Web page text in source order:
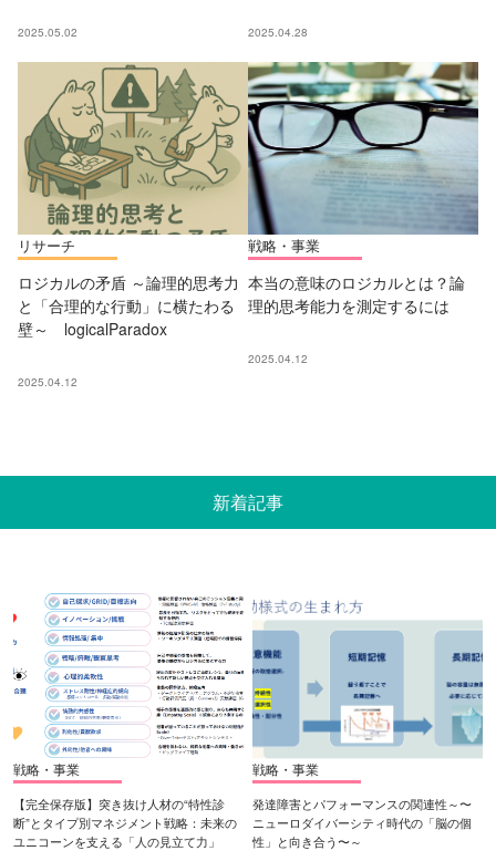
2025.05.02 2025.04.28
リサーチ
ロジカルの矛盾 ～論理的思考力
と「合理的な行動」に横たわる
壁～ logicalParadox
2025.04.12
戦略・事業
本当の意味のロジカルとは？論
理的思考能力を測定するには
2025.04.12
新着記事
戦略・事業
【完全保存版】突き抜け人材の“特性診
断”とタイプ別マネジメント戦略：未来の
ユニコーンを支える「人の見立て力」
戦略・事業
発達障害とパフォーマンスの関連性～〜
ニューロダイバーシティ時代の「脳の個
性」と向き合う〜～